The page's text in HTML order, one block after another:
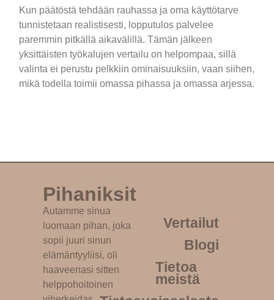
Kun päätöstä tehdään rauhassa ja oma käyttötarve
tunnistetaan realistisesti, lopputulos palvelee
paremmin pitkällä aikavälillä. Tämän jälkeen
yksittäisten työkalujen vertailu on helpompaa, sillä
valinta ei perustu pelkkiin ominaisuuksiin, vaan siihen,
mikä todella toimii omassa pihassa ja omassa arjessa.
Pihaniksit
Autamme sinua
luomaan pihan, joka
sopii juuri sinun
elämäntyyliisi, oli
haaveenasi sitten
helppohoitoinen
Vertailut
Blogi
Tietoa
meistä